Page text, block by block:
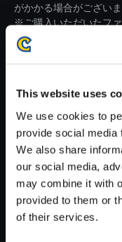
This website uses
We use cookies to
provide social media
We also share
our social media,
may combine it with
provided to them or
of their services.
がかかる場合がございま
※ご購入いただいたフ
が安定しているWifi環境